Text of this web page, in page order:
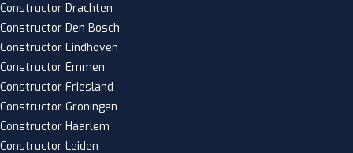
Constructor Drachten
Constructor Den Bosch
Constructor Eindhoven
Constructor Emmen
Constructor Friesland
Constructor Groningen
Constructor Haarlem
Constructor Leiden